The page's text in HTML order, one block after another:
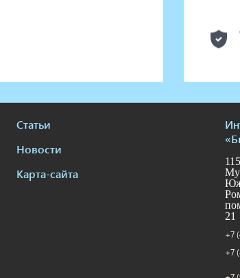
Статьи
Новости
Карта-сайта
21
+7
+7